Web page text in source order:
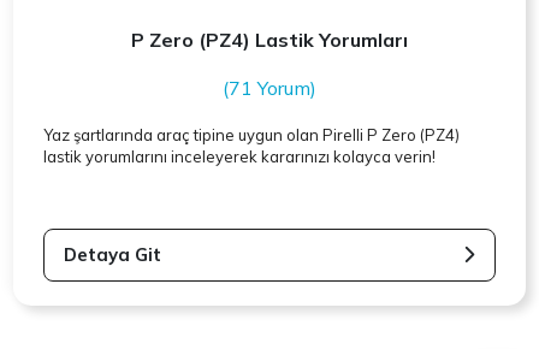
P Zero (PZ4) Lastik Yorumları
(71 Yorum)
Yaz şartlarında araç tipine uygun olanPirelli P Zero (PZ4)
lastik yorumlarını inceleyerek kararınızı kolayca verin!
Detaya Git